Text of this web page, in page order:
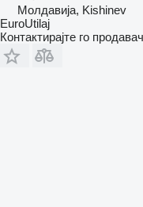
Молдавија, Kishinev
EuroUtilaj
Контактирајте го